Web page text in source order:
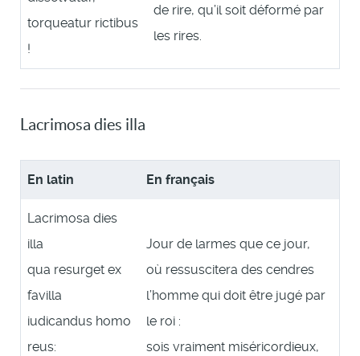
torqueatur rictibus
!
de rire, qu’il soit déformé par
les rires.
Lacrimosa dies illa
En latin En français
Lacrimosa dies
illa
qua resurget ex
favilla
iudicandus homo
reus:
Jour de larmes que ce jour,
où ressuscitera des cendres
l’homme qui doit être jugé par
le roi :
sois vraiment miséricordieux,